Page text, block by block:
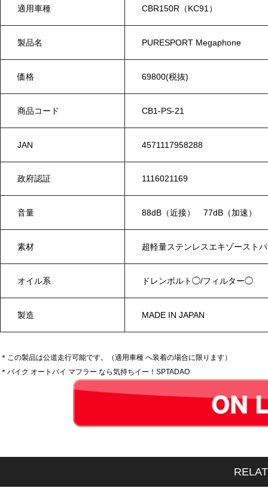
適用車種 CBR150R（KC91）
製品名 PURESPORT Megaphone
価格 69800(税抜)
商品コード CB1-PS-21
JAN 4571117958288
政府認証 1116021169
音量 88dB（近接） 77dB（加速）
素材 超軽量ステンレスエキゾースト
オイル系 ドレンボルト◯/フィルター◯
製造 MADE IN JAPAN
＊この製品は公道走行可能です。（適用車種 へ装着の場合に限ります）
＊バイク オートバイ マフラー なら気持ちイー！SPTADAO